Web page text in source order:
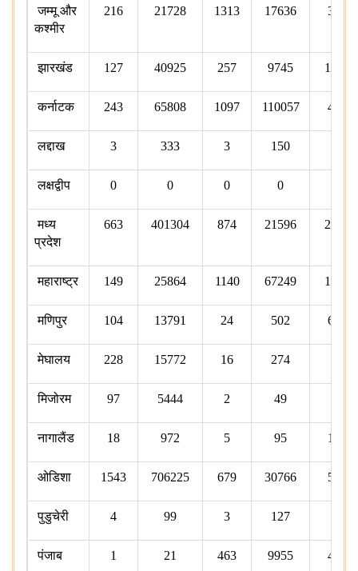
जम्मू और
कश्मीर
216 21728 1313 17636 36
झारखंड 127 40925 257 9745 177
कर्नाटक 243 65808 1097 110057 45
लद्दाख 3 333 3 150
लक्षद्वीप 0 0 0 0
मध्य
प्रदेश
663 401304 874 21596 226
महाराष्ट्र 149 25864 1140 67249 161
मणिपुर 104 13791 24 502 67
मेघालय 228 15772 16 274
मिजोरम 97 5444 2 49
नागालैंड 18 972 5 95 18
ओडिशा 1543 706225 679 30766 59
पुडुचेरी 4 99 3 127
पंजाब 1 21 463 9955 43